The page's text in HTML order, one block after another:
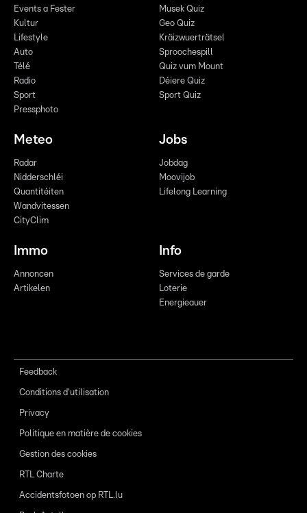
Events a Fester
Kultur
Lifestyle
Auto
Télé
Radio
Sport
Pressphoto
Musek Quiz
Geo Quiz
Kräizwuerträtsel
Sproochespill
Quiz vum Mount
Déiere Quiz
Sport Quiz
Meteo
Radar
Nidderschléi
Quantitéiten
Wandvitessen
CityClim
Jobs
Jobdag
Moovijob
Lifelong Learning
Immo
Annoncen
Artikelen
Info
Services de garde
Loterie
Energieauer
Feedback
Conditions d'utilisation
Privacy
Politique en matière de cookies
Gestion des cookies
RTL Charte
Accidentsfotoen op RTL.lu